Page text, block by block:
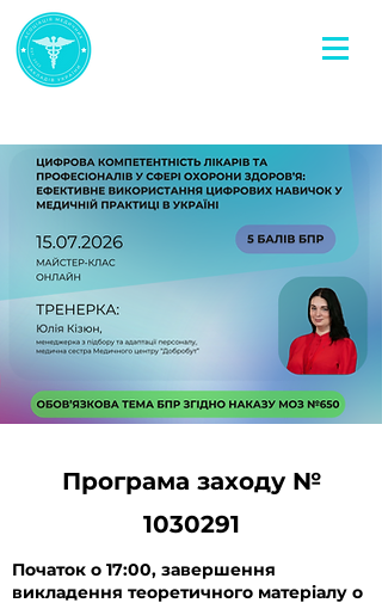
Програма заходу №
1030291
Початок о 17:00, завершення
викладення теоретичного матеріалу о